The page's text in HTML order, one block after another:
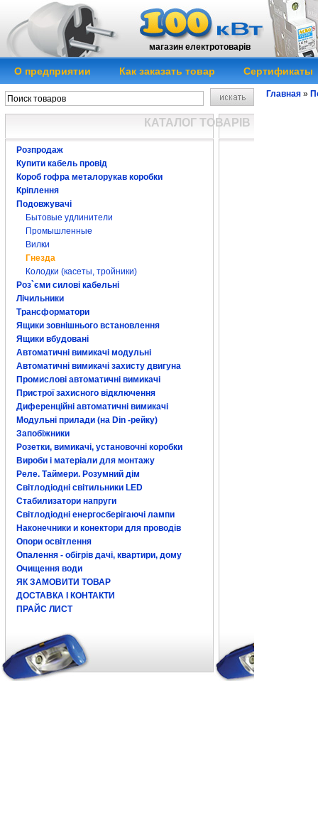
магазин електротоварів
О предприятии Как заказать товар Сертификаты
КАТАЛОГ ТОВАРІВ
Розпродаж
Купити кабель провід
Короб гофра металорукав коробки
Кріплення
Подовжувачі
Бытовые удлинители
Промышленные
Вилки
Гнезда
Колодки (касеты, тройники)
Роз`єми силові кабельні
Лічильники
Трансформатори
Ящики зовнішнього встановлення
Ящики вбудовані
Автоматичні вимикачі модульні
Автоматичні вимикачі захисту двигуна
Промислові автоматичні вимикачі
Пристрої захисного відключення
Диференційні автоматичні вимикачі
Модульні прилади (на Din -рейку)
Запобіжники
Розетки, вимикачі, установочні коробки
Вироби і матеріали для монтажу
Реле. Таймери. Розумний дім
Світлодіодні світильники LED
Стабилизатори напруги
Світлодіодні енергосберігаючі лампи
Наконечники и конектори для проводів
Опори освітлення
Опалення - обігрів дачі, квартири, дому
Очищення води
ЯК ЗАМОВИТИ ТОВАР
ДОСТАВКА І КОНТАКТИ
ПРАЙС ЛИСТ
Главная »